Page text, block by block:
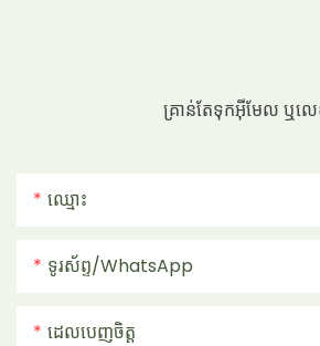
គ្រាន់តែទុកអ៊ីមែល ឬលេ
ឈ្មោះ
ទូរស័ព្ទ/whatsApp
ដេលបេញចិត្ដ